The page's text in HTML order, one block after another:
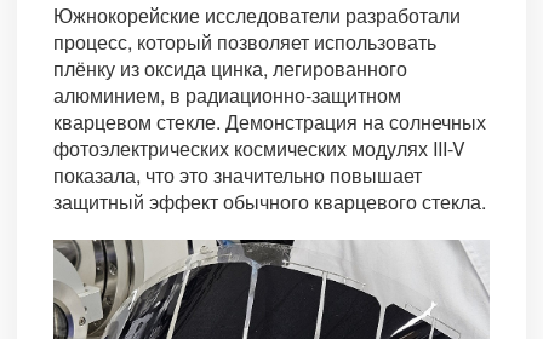
Южнокорейские исследователи разработали
процесс, который позволяет использовать
плёнку из оксида цинка, легированного
алюминием, в радиационно-защитном
кварцевом стекле. Демонстрация на солнечных
фотоэлектрических космических модулях III-V
показала, что это значительно повышает
защитный эффект обычного кварцевого стекла.